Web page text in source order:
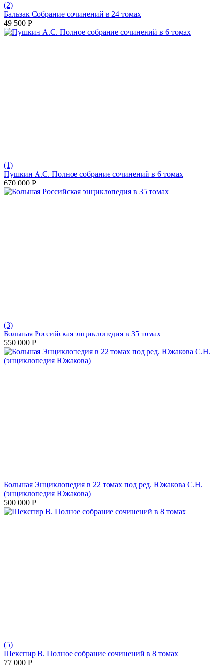
(2)
Бальзак Собрание сочинений в 24 томах
49 500 Р
(1)
Пушкин А.С. Полное собрание сочинений в 6 томах
670 000 Р
(3)
Большая Российская энциклопедия в 35 томах
550 000 Р
Большая Энциклопедия в 22 томах под ред. Южакова С.Н.
(энциклопедия Южакова)
500 000 Р
(5)
Шекспир В. Полное собрание сочинений в 8 томах
77 000 Р